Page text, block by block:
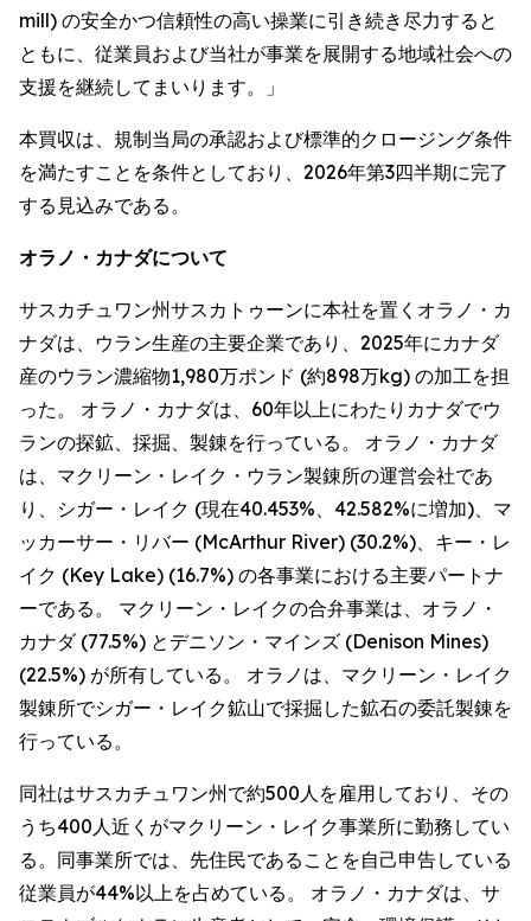
mill) の安全かつ信頼性の高い操業に引き続き尽力すると
ともに、従業員および当社が事業を展開する地域社会への
支援を継続してまいります。」
本買収は、規制当局の承認および標準的クロージング条件
を満たすことを条件としており、2026年第3四半期に完了
する見込みである。
オラノ・カナダについて
サスカチュワン州サスカトゥーンに本社を置くオラノ・カ
ナダは、ウラン生産の主要企業であり、2025年にカナダ
産のウラン濃縮物1,980万ポンド (約898万kg) の加工を担
った。 オラノ・カナダは、60年以上にわたりカナダでウ
ランの探鉱、採掘、製錬を行っている。 オラノ・カナダ
は、マクリーン・レイク・ウラン製錬所の運営会社であ
り、シガー・レイク (現在40.453%、42.582%に増加)、マ
ッカーサー・リバー (McArthur River) (30.2%)、キー・レ
イク (Key Lake) (16.7%) の各事業における主要パートナ
ーである。 マクリーン・レイクの合弁事業は、オラノ・
カナダ (77.5%) とデニソン・マインズ (Denison Mines)
(22.5%) が所有している。 オラノは、マクリーン・レイク
製錬所でシガー・レイク鉱山で採掘した鉱石の委託製錬を
行っている。
同社はサスカチュワン州で約500人を雇用しており、その
うち400人近くがマクリーン・レイク事業所に勤務してい
る。同事業所では、先住民であることを自己申告している
従業員が44%以上を占めている。 オラノ・カナダは、サ